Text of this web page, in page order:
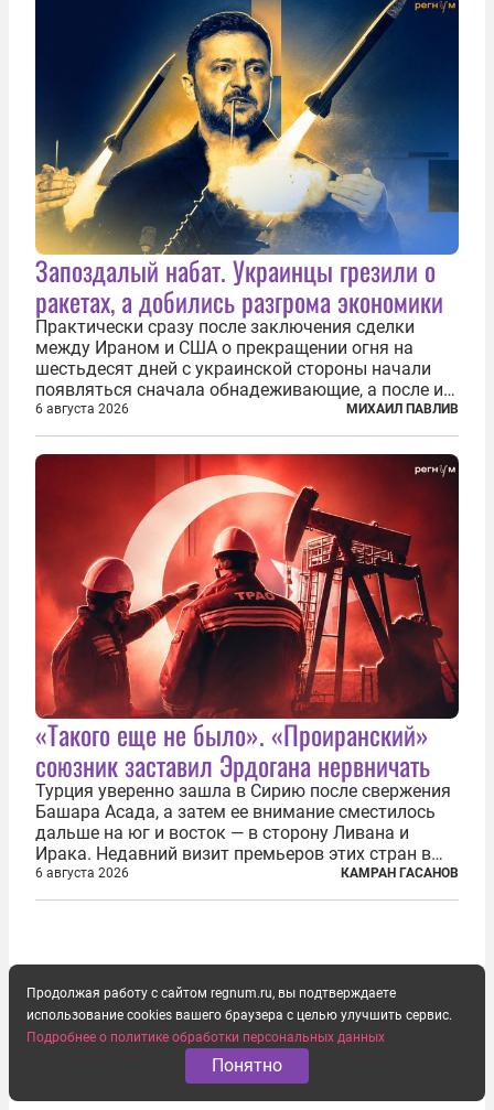
Запоздалый набат. Украинцы грезили о
ракетах, а добились разгрома экономики
Практически сразу после заключения сделки
между Ираном и США о прекращении огня на
шестьдесят дней с украинской стороны начали
появляться сначала обнадеживающие, а после и
вовсе бравурные заявления про некий «перелом»
в войне. Вероятно, в сознании первых лиц
киевского режима и стоящих за ними...
6 августа 2026 МИХАИЛ ПАВЛИВ
«Такого еще не было». «Проиранский»
союзник заставил Эрдогана нервничать
Турция уверенно зашла в Сирию после свержения
Башара Асада, а затем ее внимание сместилось
дальше на юг и восток — в сторону Ливана и
Ирака. Недавний визит премьеров этих стран в
Анкару, договоры об участии турецкой компании
TPAO в разработке нефти иракского Киркука и
6 августа 2026 КАМРАН ГАСАНОВ
Продолжая работу с сайтом regnum.ru, вы подтверждаете
использование cookies вашего браузера с целью улучшить сервис.
Подробнее о политике обработки персональных данных
Понятно